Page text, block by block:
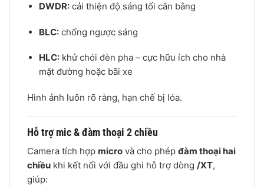
DWDR:cải thiện độ sáng tối cân bằng
BLC:chống ngược sáng
HLC:khử chói đèn pha – cực hữu ích cho nhà
mặt đường hoặc bãi xe
Hình ảnh luôn rõ ràng, hạn chế bị lóa.
Hỗ trợ mic & đàm thoại 2 chiều
Camera tích hợp micro và cho phép đàm thoại hai
chiều khi kết nối với đầu ghi hỗ trợ dòng /XT,
giúp: